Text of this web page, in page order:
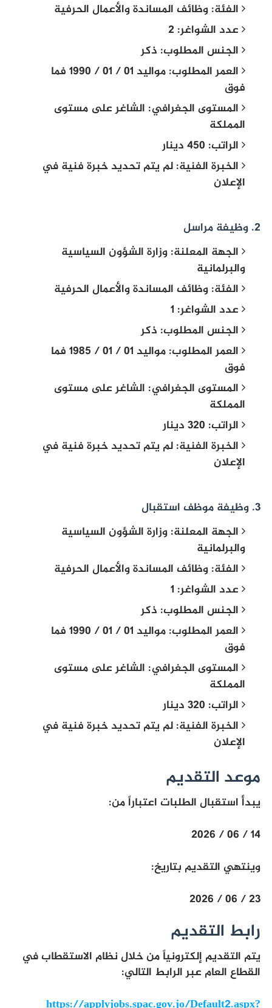
الفئة: وظائف المساندة والأعمال الحرفية
عدد الشواغر: 2
الجنس المطلوب: ذكر
العمر المطلوب: مواليد 01 / 01 / 1990 فما
فوق
المستوى الجغرافي: الشاغر على مستوى
المملكة
الراتب: 450 دينار
الخبرة الفنية: لم يتم تحديد خبرة فنية في
الإعلان
2. وظيفة مراسل
الجهة المعلنة: وزارة الشؤون السياسية
والبرلمانية
الفئة: وظائف المساندة والأعمال الحرفية
عدد الشواغر: 1
الجنس المطلوب: ذكر
العمر المطلوب: مواليد 01 / 01 / 1985 فما
فوق
المستوى الجغرافي: الشاغر على مستوى
المملكة
الراتب: 320 دينار
الخبرة الفنية: لم يتم تحديد خبرة فنية في
الإعلان
3. وظيفة موظف استقبال
الجهة المعلنة: وزارة الشؤون السياسية
والبرلمانية
الفئة: وظائف المساندة والأعمال الحرفية
عدد الشواغر: 1
الجنس المطلوب: ذكر
العمر المطلوب: مواليد 01 / 01 / 1990 فما
فوق
المستوى الجغرافي: الشاغر على مستوى
المملكة
الراتب: 320 دينار
الخبرة الفنية: لم يتم تحديد خبرة فنية في
الإعلان
موعد التقديم
يبدأ استقبال الطلبات اعتباراً من:
14 / 06 / 2026
وينتهي التقديم بتاريخ:
23 / 06 / 2026
رابط التقديم
يتم التقديم إلكترونياً من خلال نظام الاستقطاب في
القطاع العام عبر الرابط التالي: